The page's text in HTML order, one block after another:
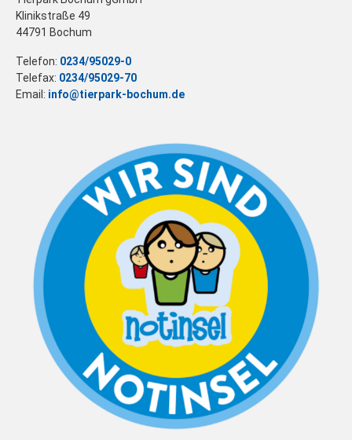
Klinikstraße 49
44791 Bochum
Telefon: 0234/95029-0
Telefax: 0234/95029-70
Email: info@tierpark-bochum.de